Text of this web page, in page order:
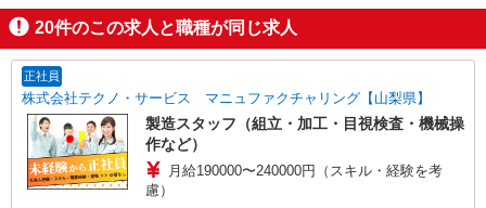
20件のこの求人と職種が同じ求人
正社員
株式会社テクノ・サービス マニュファクチャリング【山梨県】
製造スタッフ（組立・加工・目視検査・機械操
作など）
月給190000〜240000円（スキル・経験を考
慮）